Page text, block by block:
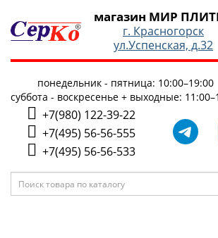
магазин МИР
г. Красногорск
ул.Успенская, д.32
понедельник - пятница: 10:00–19:00
суббота - воскресенье + выходные:
+7(980) 122-39-22
+7(495) 56-56-555
+7(495) 56-56-533